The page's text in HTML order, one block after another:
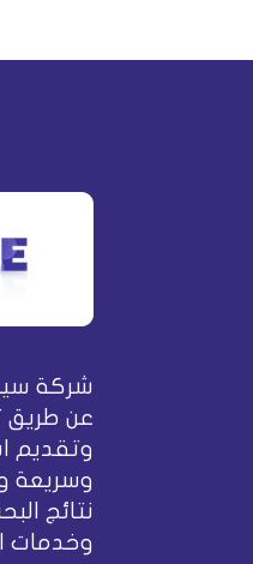
شركة
عن طريق
وتقديم
وسريعة
نتائج
وخدمات